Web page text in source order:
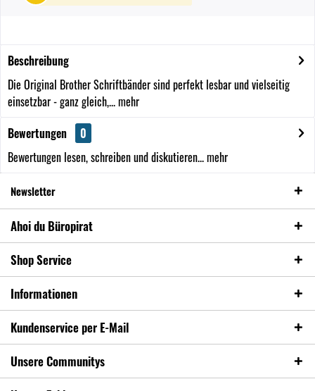
Beschreibung
Die Original Brother Schriftbänder sind perfekt lesbar und vielseitig
einsetzbar - ganz gleich,...mehr
Bewertungen
0
Bewertungen lesen, schreiben und diskutieren...mehr
Newsletter
Ahoi du Büropirat
Shop Service
Informationen
Kundenservice per E-Mail
Unsere Communitys